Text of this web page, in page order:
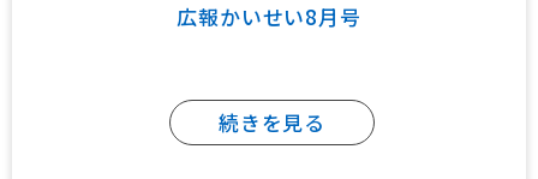
広報かいせい8月号
続きを見る